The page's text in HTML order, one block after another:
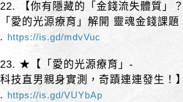
22. 【你有隱藏的「金錢流失體質」
「愛的光源療育」解開 靈魂金錢課題
. https://is.gd/mdvVuc
23. ★【「愛的光源療育」-
科技直男親身實測，奇蹟連連發生！
. https://is.gd/VUYbAp